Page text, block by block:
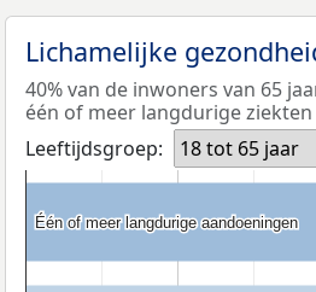
Lichamelijke
40% van de inwoners van 65
één of meer langdurige
Leeftijdsgroep:
18 tot 65 jaar
Één of meer langdurige aandoeningen
Één of meer langdurige aandoeningen